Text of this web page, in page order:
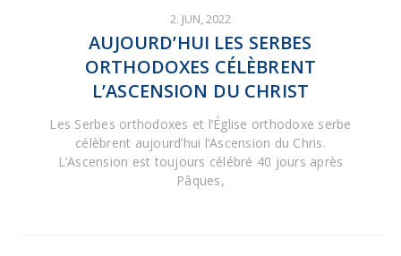
2. JUN, 2022
AUJOURD’HUI LES SERBES
ORTHODOXES CÉLÈBRENT
L’ASCENSION DU CHRIST
Les Serbes orthodoxes et l’Église orthodoxe serbe
célèbrent aujourd’hui l’Ascension du Chris.
L’Ascension est toujours célébré 40 jours après
Pâques,